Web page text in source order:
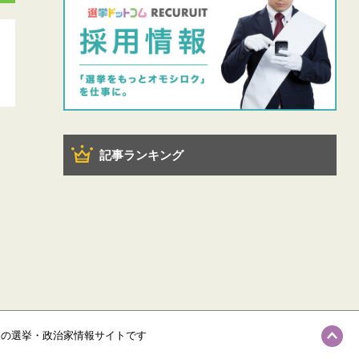
記事ランキング
選挙・政治家情報サイトです